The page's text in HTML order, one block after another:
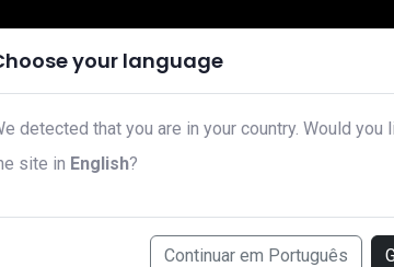
your language
detected that you are in your country. Would you
site in English?
Continuar em Português